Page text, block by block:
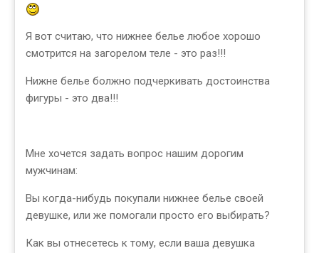
Я вот считаю, что нижнее белье любое хорошо
смотрится на загорелом теле - это раз!!!
Нижне белье болжно подчеркивать достоинства
фигуры - это два!!!
Мне хочется задать вопрос нашим дорогим
мужчинам:
Вы когда-нибудь покупали нижнее белье своей
девушке, или же помогали просто его выбирать?
Как вы отнесетесь к тому, если ваша девушка